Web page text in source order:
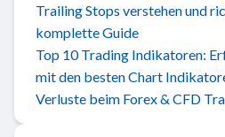
Trailing Stops verstehen und
komplette Guide
Top 10 Trading Indikatoren:
mit den besten Chart
Verluste beim Forex & CFD